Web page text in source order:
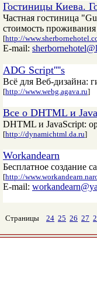
Гостиницы Киева.
Частная гостиница
стоимость
[http://
E-mail:
ADG Script''''s
Всё для Веб-дизайна:
[http://www.webg.agava.ru]
Все о DHTML и
DHTML и JavaScript:
[http://dynamichtml.da.ru]
Workandearn
Бесплатное создание
[http://
E-mail:
Страницы 24 25 26 27